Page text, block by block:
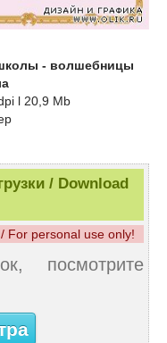
- волшебницы
l 20,9 Mb
/ Download
For personal use only!
посмотрите